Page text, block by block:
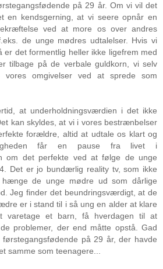
på 29 år. Om vi vil det
en kendsgerning, at vi seere opnår en
ved at more os over andres
de unge mødres udtalelser. Hvis vi
er det formentlig heller ikke ligefrem med
tilbage på de verbale guldkorn, vi selv
vores omgivelser ved at sprede som
at underholdningsværdien i det ikke
kan skyldes, at vi i vores bestrænbelser
forældre, altid at udtale os klart og
får en pause fra livet i
om det perfekte ved at følge de unge
Det er jo bundærlig reality tv, som ikke
de unge mødre ud som dårlige
Jeg finder det beundringsværdigt, at de
er i stand til i så ung en alder at klare
varetage et barn, få hverdagen til at
problemer, der end måtte opstå. Gad
på 29 år, der havde
samme som teenagere...